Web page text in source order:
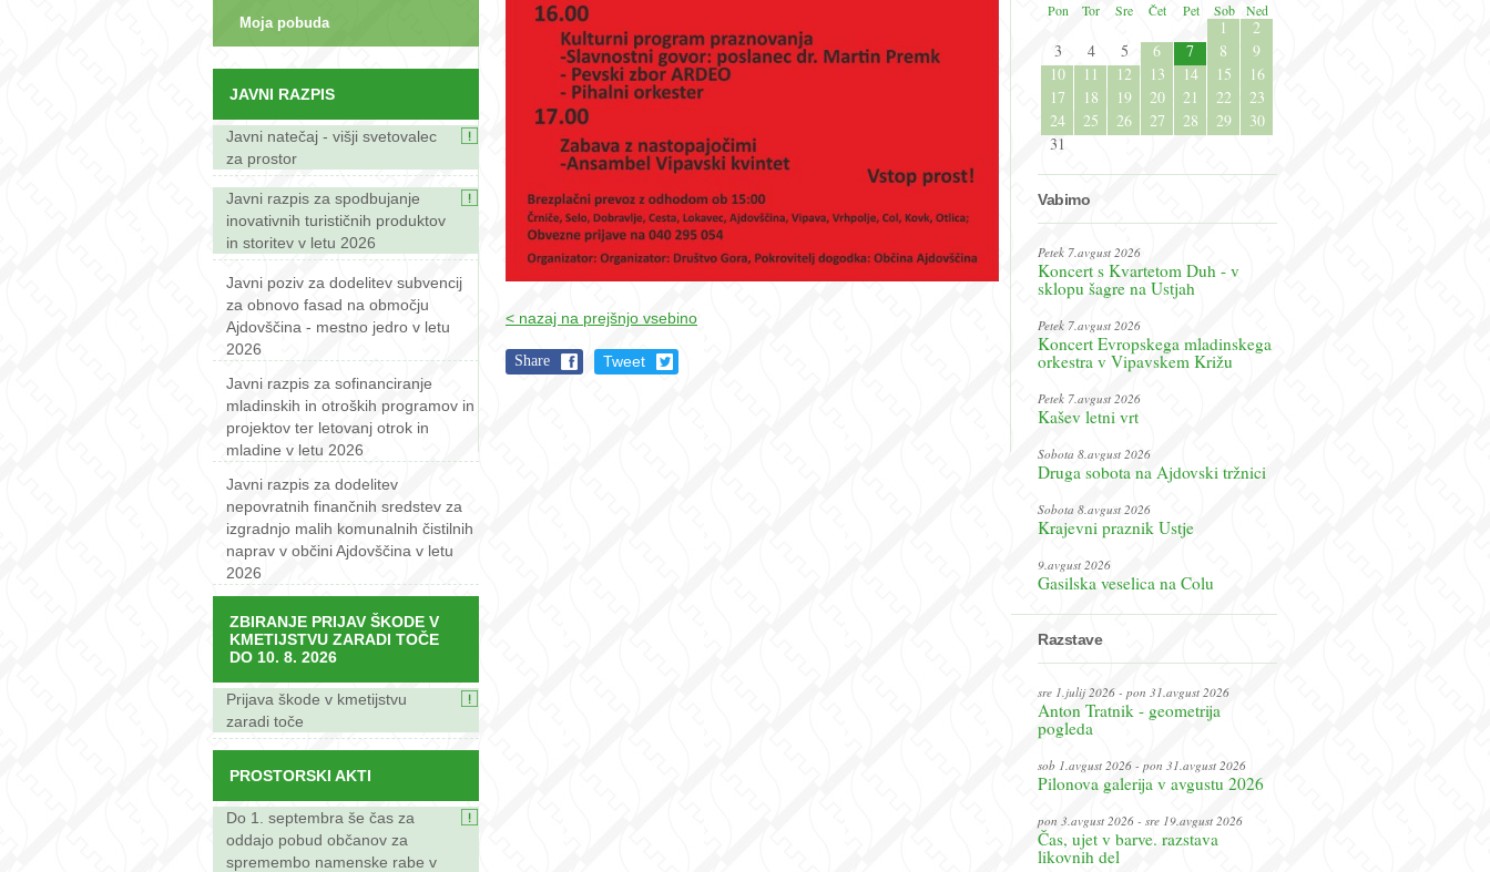
Moja pobuda
JAVNI RAZPIS
Javni natečaj - višji svetovalec
za prostor
Javni razpis za spodbujanje
inovativnih turističnih produktov
in storitev v letu 2026
Javni poziv za dodelitev subvencij
za obnovo fasad na območju
Ajdovščina - mestno jedro v letu
2026
Javni razpis za sofinanciranje
mladinskih in otroških programov in
projektov ter letovanj otrok in
mladine v letu 2026
Javni razpis za dodelitev
nepovratnih finančnih sredstev za
izgradnjo malih komunalnih čistilnih
naprav v občini Ajdovščina v letu
2026
ZBIRANJE PRIJAV ŠKODE V
KMETIJSTVU ZARADI TOČE
DO 10. 8. 2026
Prijava škode v kmetijstvu
zaradi toče
PROSTORSKI AKTI
Do 1. septembra še čas za
oddajo pobud občanov za
spremembo namenske rabe v
< nazaj na prejšnjo vsebino
Share Tweet
Pon
Tor Sre Čet Pet Sob Ned
1
2
3
4 5 6 7 8
9
10
11 12 13 14 15
16
17
18 19 20 21 22
23
24
25 26 27 28 29
30
31
Vabimo
Petek 7.avgust 2026
Koncert s Kvartetom Duh - v
sklopu šagre na Ustjah
Petek 7.avgust 2026
Koncert Evropskega mladinskega
orkestra v Vipavskem Križu
Petek 7.avgust 2026
Kašev letni vrt
Sobota 8.avgust 2026
Druga sobota na Ajdovski tržnici
Sobota 8.avgust 2026
Krajevni praznik Ustje
9.avgust 2026
Gasilska veselica na Colu
Razstave
sre 1.julij 2026 - pon 31.avgust 2026
Anton Tratnik - geometrija
pogleda
sob 1.avgust 2026 - pon 31.avgust 2026
Pilonova galerija v avgustu 2026
pon 3.avgust 2026 - sre 19.avgust 2026
Čas, ujet v barve. razstava
likovnih del